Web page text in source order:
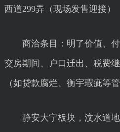
西道299弄（现场发售迎接）
商洽条目：明了价值、付
交房期间、户口迁出、税费
（如贷款腐烂、衡宇瑕疵等
静安大宁板块，汶水道地